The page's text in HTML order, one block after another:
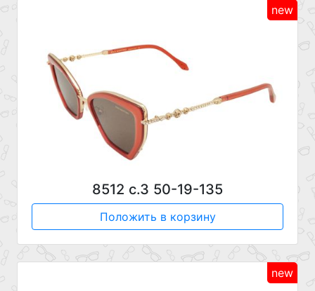
new
8512 с.3 50-19-135
Положить в корзину
new